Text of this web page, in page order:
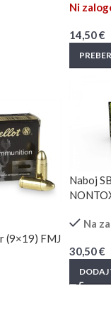
Ni
14,50€
(9×19) FMJ
Naboj
Na
30,50€
DODAJ